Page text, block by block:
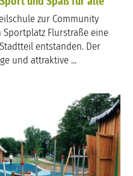
zur Community
Flurstraße eine
entstanden. Der
und attraktive ...